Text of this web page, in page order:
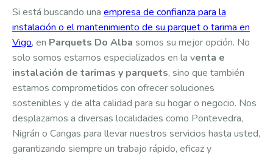
Si está buscando una empresa de confianza para la
instalación o el mantenimiento de su parquet o tarima en
Vigo, en Parquets Do Alba somos su mejor opción. No
solo somos estamos especializados en la venta e
instalación de tarimas y parquets, sino que también
estamos comprometidos con ofrecer soluciones
sostenibles y de alta calidad para su hogar o negocio. Nos
desplazamos a diversas localidades como Pontevedra,
Nigrán o Cangas para llevar nuestros servicios hasta usted,
garantizando siempre un trabajo rápido, eficaz y